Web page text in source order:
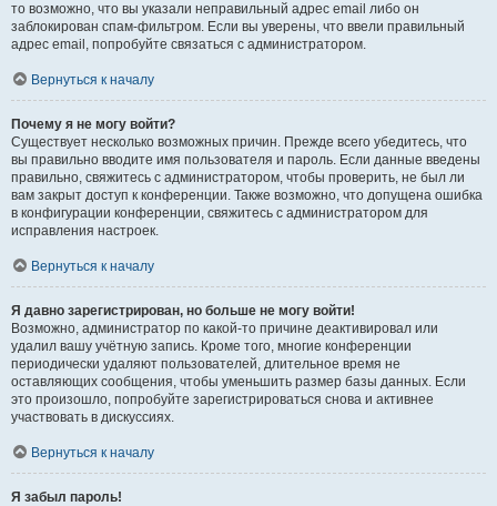
то возможно, что вы указали неправильный адрес email либо он
заблокирован спам-фильтром. Если вы уверены, что ввели правильный
адрес email, попробуйте связаться с администратором.
Вернуться к началу
Почему я не могу войти?
Существует несколько возможных причин. Прежде всего убедитесь, что
вы правильно вводите имя пользователя и пароль. Если данные введены
правильно, свяжитесь с администратором, чтобы проверить, не был ли
вам закрыт доступ к конференции. Также возможно, что допущена ошибка
в конфигурации конференции, свяжитесь с администратором для
исправления настроек.
Вернуться к началу
Я давно зарегистрирован, но больше не могу войти!
Возможно, администратор по какой-то причине деактивировал или
удалил вашу учётную запись. Кроме того, многие конференции
периодически удаляют пользователей, длительное время не
оставляющих сообщения, чтобы уменьшить размер базы данных. Если
это произошло, попробуйте зарегистрироваться снова и активнее
участвовать в дискуссиях.
Вернуться к началу
Я забыл пароль!